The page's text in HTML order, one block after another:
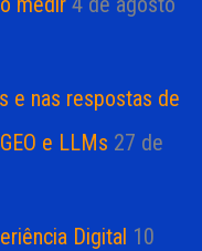
e nas respostas de
e LLMs 27 de
Digital 10